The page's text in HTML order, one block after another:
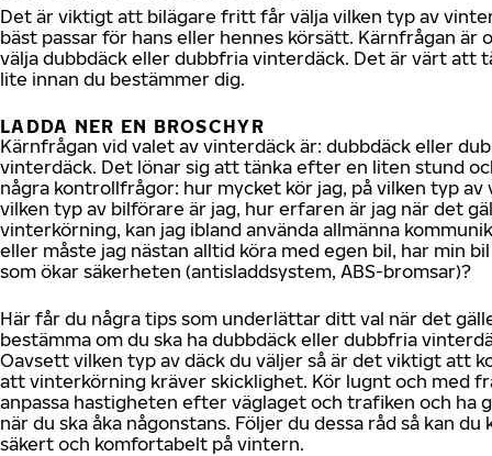
Det är viktigt att bilägare fritt får välja vilken typ av
bäst passar för hans eller hennes körsätt. Kärnfrågan är
välja dubbdäck eller dubbfria vinterdäck. Det är värt att
lite innan du bestämmer dig.
LADDA NER EN BROSCHYR
Kärnfrågan vid valet av vinterdäck är: dubbdäck eller
vinterdäck. Det lönar sig att tänka efter en liten stund
några kontrollfrågor: hur mycket kör jag, på vilken typ av
vilken typ av bilförare är jag, hur erfaren är jag när det
vinterkörning, kan jag ibland använda allmänna
eller måste jag nästan alltid köra med egen bil, har min
som ökar säkerheten (antisladdsystem, ABS-bromsar)?
Här får du några tips som underlättar ditt val när det
bestämma om du ska ha dubbdäck eller dubbfria
Oavsett vilken typ av däck du väljer så är det viktigt att
att vinterkörning kräver skicklighet. Kör lugnt och med
anpassa hastigheten efter väglaget och trafiken och ha
när du ska åka någonstans. Följer du dessa råd så kan du
säkert och komfortabelt på vintern.